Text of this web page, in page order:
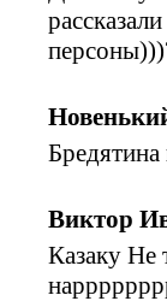
Бредятина
Виктор
Казаку Не